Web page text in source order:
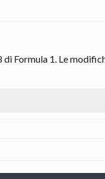
Formula 1. Le